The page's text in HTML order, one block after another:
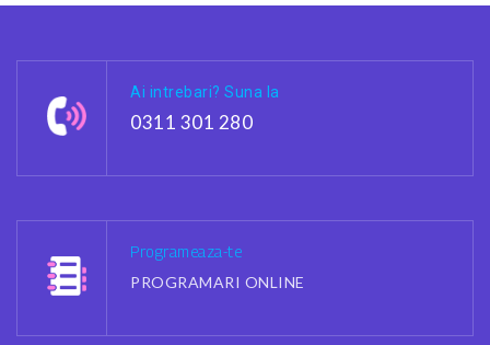
Ai intrebari? Suna la
0311 301 280
Programeaza-te
PROGRAMARI ONLINE